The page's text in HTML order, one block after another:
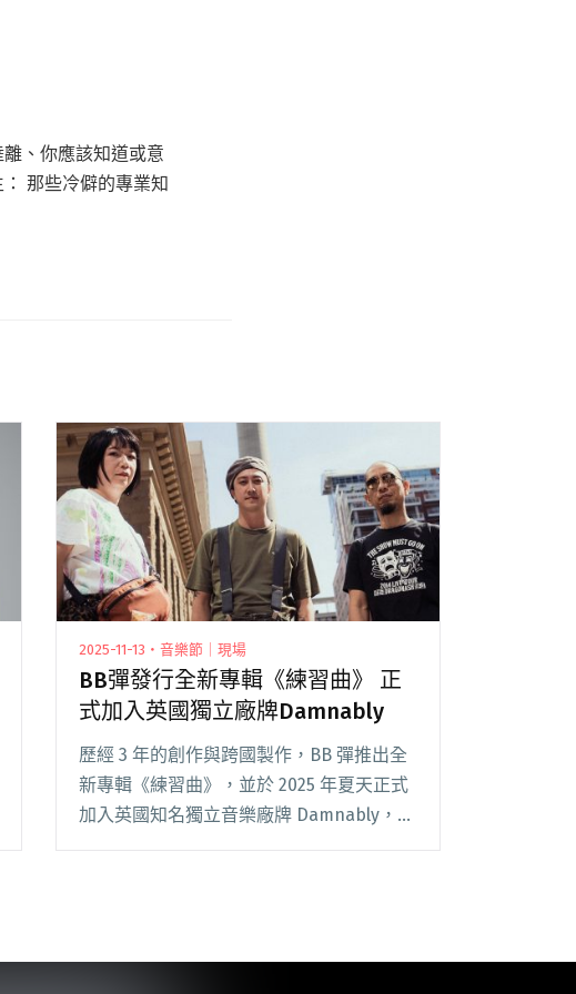
、你應該知道或意
那些冷僻的專業知
2025-11-13・音樂節｜現場
BB彈發行全新專輯《練習曲》 正
式加入英國獨立廠牌Damnably
歷經 3 年的創作與跨國製作，BB 彈推出全
新專輯《練習曲》，並於 2025 年夏天正式
加入英國知名獨立音樂廠牌 Damnably，為
立廠牌Damnably"